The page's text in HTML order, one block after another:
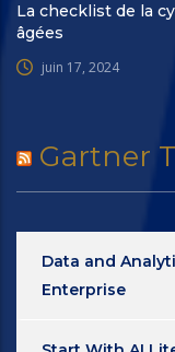
La checklist de la
âgées
juin 17, 2024
Gartner
Data and
Enterprise